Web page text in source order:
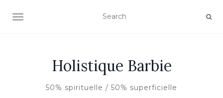
AFFICHER/MASQUER LA NAVIGATION
Holistique Barbie
50% spirituelle / 50% superficielle